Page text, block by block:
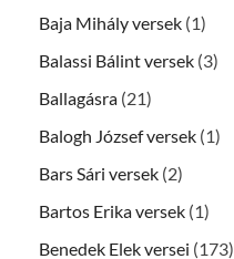
Baja Mihály versek (1)
Balassi Bálint versek (3)
Ballagásra (21)
Balogh József versek (1)
Bars Sári versek (2)
Bartos Erika versek (1)
Benedek Elek versei (173)